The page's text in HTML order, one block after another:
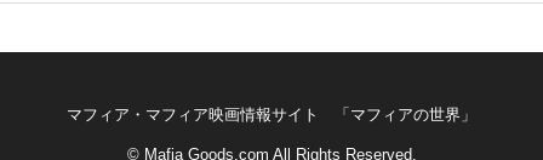
マフィア・マフィア映画情報サイト 「マフィアの世界」
© Mafia Goods.com All Rights Reserved.